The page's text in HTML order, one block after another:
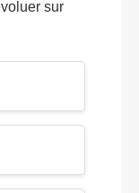
sur